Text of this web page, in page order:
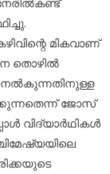
മികവാണ്
തൊഴിൽ
നൽകുന്നതിനുള്ള
ജോസ്
വിദ്യാർഥികൾ